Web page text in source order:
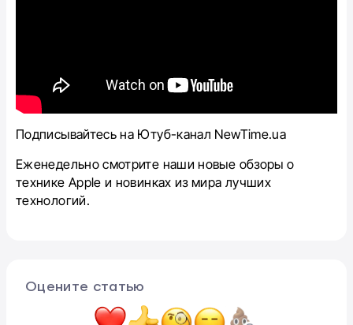
Подписывайтесь на Ютуб-канал NewTime.ua
Еженедельно смотрите наши новые обзоры о
технике Apple и новинках из мира лучших
технологий.
Оцените статью